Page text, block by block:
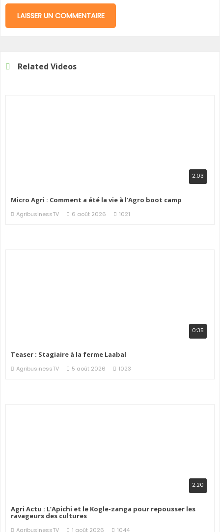
Related Videos
2:03
Micro Agri : Comment a été la vie à l’Agro boot camp
AgribusinessTV 6 août 2026 1021
0:35
Teaser : Stagiaire à la ferme Laabal
AgribusinessTV 5 août 2026 1023
2:20
Agri Actu : L’Apichi et le Kogle-zanga pour repousser les
ravageurs des cultures
AgribusinessTV 1 août 2026 1044